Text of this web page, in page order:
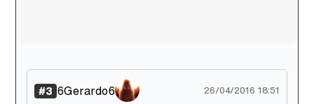
#3 6Gerardo6 26/04/2016 18:51